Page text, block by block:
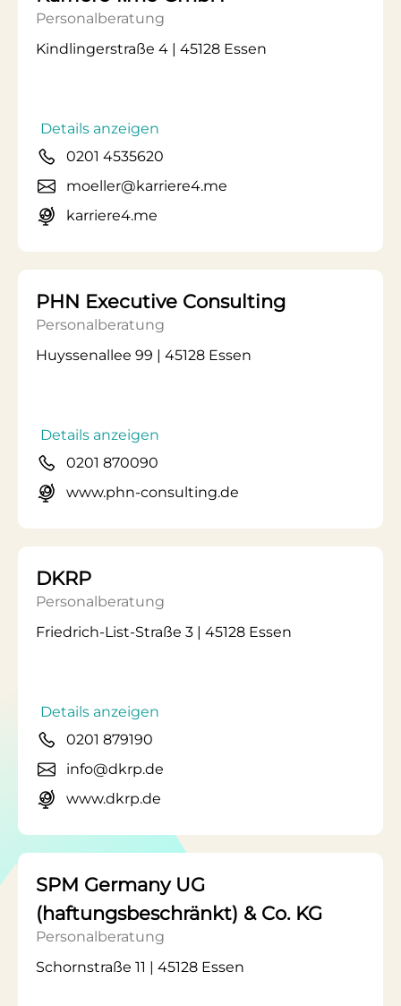
Personalberatung
Kindlingerstraße 4 | 45128 Essen
Details anzeigen
0201 4535620
moeller@karriere4.me
karriere4.me
PHN Executive Consulting
Personalberatung
Huyssenallee 99 | 45128 Essen
Details anzeigen
0201 870090
www.phn-consulting.de
DKRP
Personalberatung
Friedrich-List-Straße 3 | 45128 Essen
Details anzeigen
0201 879190
info@dkrp.de
www.dkrp.de
SPM Germany UG
(haftungsbeschränkt) & Co. KG
Personalberatung
Schornstraße 11 | 45128 Essen